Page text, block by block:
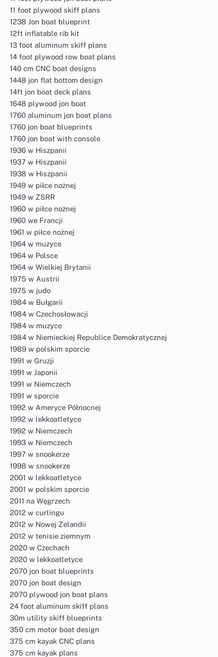
11 foot plywood skiff plans
1238 Jon boat blueprint
12ft inflatable rib kit
13 foot aluminum skiff plans
14 foot plywood row boat plans
140 cm CNC boat designs
1448 jon flat bottom design
14ft jon boat deck plans
1648 plywood jon boat
1760 aluminum jon boat plans
1760 jon boat blueprints
1760 jon boat with console
1936 w Hiszpanii
1937 w Hiszpanii
1938 w Hiszpanii
1949 w piłce nożnej
1949 w ZSRR
1960 w piłce nożnej
1960 we Francji
1961 w piłce nożnej
1964 w muzyce
1964 w Polsce
1964 w Wielkiej Brytanii
1975 w Austrii
1975 w judo
1984 w Bułgarii
1984 w Czechosłowacji
1984 w muzyce
1984 w Niemieckiej Republice Demokratycznej
1989 w polskim sporcie
1991 w Gruzji
1991 w Japonii
1991 w Niemczech
1991 w sporcie
1992 w Ameryce Północnej
1992 w lekkoatletyce
1992 w Niemczech
1993 w Niemczech
1997 w snookerze
1998 w snookerze
2001 w lekkoatletyce
2001 w polskim sporcie
2011 na Węgrzech
2012 w curlingu
2012 w Nowej Zelandii
2012 w tenisie ziemnym
2020 w Czechach
2020 w lekkoatletyce
2070 jon boat blueprints
2070 jon boat design
2070 plywood jon boat plans
24 foot aluminum skiff plans
30m utility skiff blueprints
350 cm motor boat design
375 cm kayak CNC plans
375 cm kayak plans